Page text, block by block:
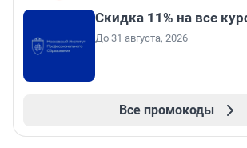
Скидка 11% на все
До 31 августа, 2026
Все промокоды